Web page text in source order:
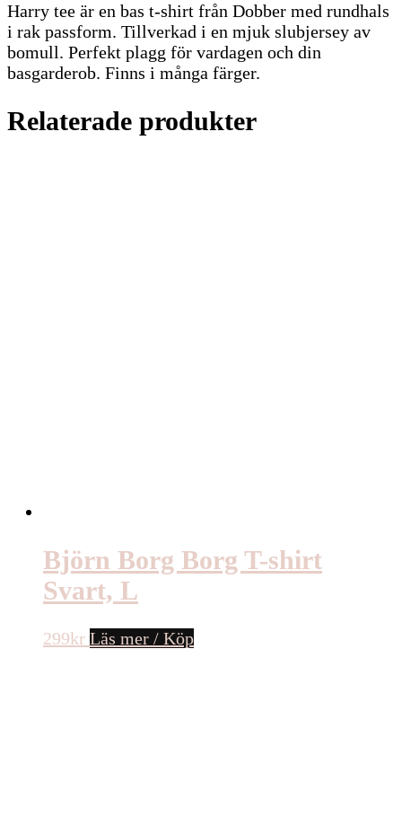
Harry tee är en bas t-shirt från Dobber med rundhals
i rak passform. Tillverkad i en mjuk slubjersey av
bomull. Perfekt plagg för vardagen och din
basgarderob. Finns i många färger.
Relaterade produkter
Björn Borg Borg T-shirt
Svart, L
299kr Läs mer / Köp